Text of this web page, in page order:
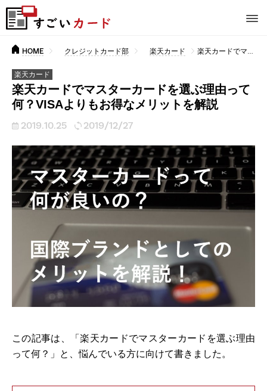
HOME クレジットカード部 楽天カード 楽天カードでマスターカードを選ぶ理由って何？VISAよりもお得なメリットを解説
楽天カード
楽天カードでマスターカードを選ぶ理由って
何？VISAよりもお得なメリットを解説
2019.10.25 2019/12/27
この記事は、「楽天カードでマスターカードを選ぶ理由
って何？」と、悩んでいる方に向けて書きました。